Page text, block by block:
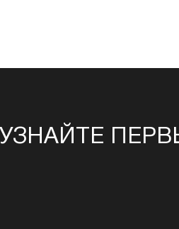
УЗНАЙТЕ